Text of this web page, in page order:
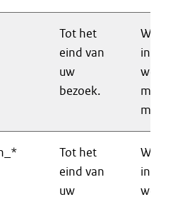
Tot het
eind van
uw
bezoek.
Tot het
eind van
uw